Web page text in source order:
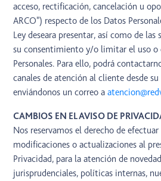
acceso, rectificación, cancelación u
ARCO") respecto de los Datos
Ley deseara presentar, así como de
su consentimiento y/o limitar el uso o
Personales. Para ello, podrá
canales de atención al cliente desde
enviándonos un correo a
CAMBIOS EN EL AVISO DE
Nos reservamos el derecho de
modificaciones o actualizaciones al
Privacidad, para la atención de
jurisprudenciales, políticas internas,